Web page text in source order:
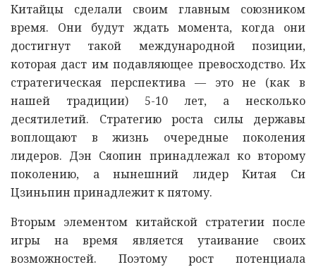
Китайцы сделали своим главным союзником
время. Они будут ждать момента, когда они
достигнут такой международной позиции,
которая даст им подавляющее превосходство. Их
стратегическая перспектива — это не (как в
нашей традиции) 5-10 лет, а несколько
десятилетий. Стратегию роста силы державы
воплощают в жизнь очередные поколения
лидеров. Дэн Сяопин принадлежал ко второму
поколению, а нынешний лидер Китая Си
Цзиньпин принадлежит к пятому.
Вторым элементом китайской стратегии после
игры на время является утаивание своих
возможностей. Поэтому рост потенциала